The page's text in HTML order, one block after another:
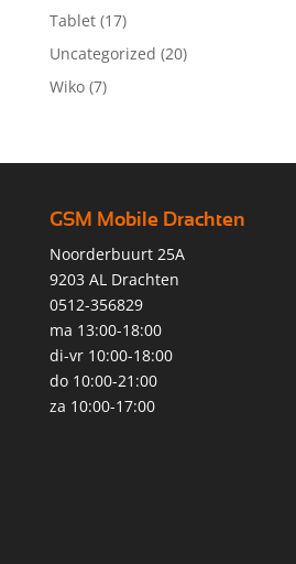
Tablet (17)
Uncategorized (20)
Wiko (7)
GSM Mobile Drachten
Noorderbuurt 25A
9203 AL Drachten
0512-356829
ma 13:00-18:00
di-vr 10:00-18:00
do 10:00-21:00
za 10:00-17:00